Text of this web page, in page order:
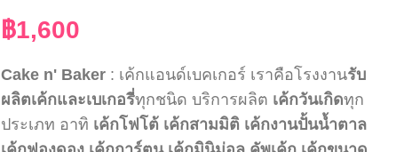
฿1,600
Cake n' Baker : เค้กแอนด์เบคเกอร์ เราคือโรงงานรับ
ผลิตเค้กและเบเกอรี่ทุกชนิด บริการผลิต เค้กวันเกิดทุก
ประเภท อาทิ เค้กโฟโต้ เค้กสามมิติ เค้กงานปั้นน้ำตาล